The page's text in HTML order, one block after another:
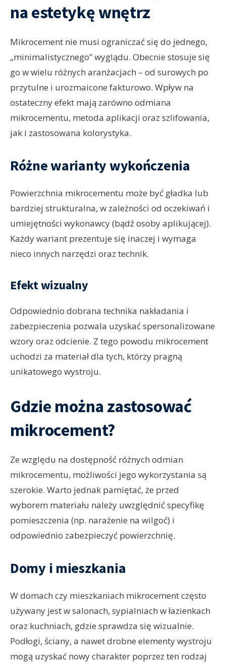
na estetykę wnętrz
Mikrocement nie musi ograniczać się do jednego,
„minimalistycznego” wyglądu. Obecnie stosuje się
go w wielu różnych aranżacjach – od surowych po
przytulne i urozmaicone fakturowo. Wpływ na
ostateczny efekt mają zarówno odmiana
mikrocementu, metoda aplikacji oraz szlifowania,
jak i zastosowana kolorystyka.
Różne warianty wykończenia
Powierzchnia mikrocementu może być gładka lub
bardziej strukturalna, w zależności od oczekiwań i
umiejętności wykonawcy (bądź osoby aplikującej).
Każdy wariant prezentuje się inaczej i wymaga
nieco innych narzędzi oraz technik.
Efekt wizualny
Odpowiednio dobrana technika nakładania i
zabezpieczenia pozwala uzyskać spersonalizowane
wzory oraz odcienie. Z tego powodu mikrocement
uchodzi za materiał dla tych, którzy pragną
unikatowego wystroju.
Gdzie można zastosować
mikrocement?
Ze względu na dostępność różnych odmian
mikrocementu, możliwości jego wykorzystania są
szerokie. Warto jednak pamiętać, że przed
wyborem materiału należy uwzględnić specyfikę
pomieszczenia (np. narażenie na wilgoć) i
odpowiednio zabezpieczyć powierzchnię.
Domy i mieszkania
W domach czy mieszkaniach mikrocement często
używany jest w salonach, sypialniach w łazienkach
oraz kuchniach, gdzie sprawdza się wizualnie.
Podłogi, ściany, a nawet drobne elementy wystroju
mogą uzyskać nowy charakter poprzez ten rodzaj